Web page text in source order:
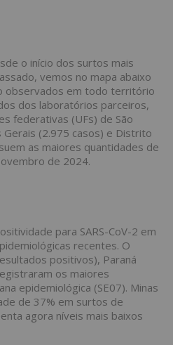
o início dos surtos mais
vemos no mapa abaixo
observados em todo território
dos laboratórios parceiros,
federativas (UFs) de São
Gerais (2.975 casos) e Distrito
as maiores quantidades de
de 2024.
para SARS-CoV-2 em
recentes. O
positivos), Paraná
os maiores
epidemiológica (SE07). Minas
de 37% em surtos de
agora níveis mais baixos